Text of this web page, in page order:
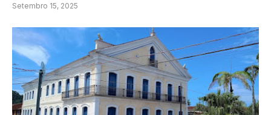
Setembro 15, 2025